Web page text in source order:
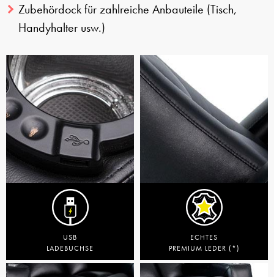
Zubehördock für zahlreiche Anbauteile (Tisch,
Handyhalter usw.)
USB
LADEBUCHSE
ECHTES
PREMIUM LEDER (*)